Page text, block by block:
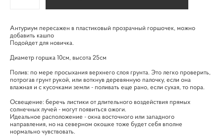
Антуриум пересажен в пластиковый прозрачный горшочек, можно
добавить кашпо
Подойдет для новичка.
Диаметр горшка 10см, высота 25см
Полив: по мере просыхания верхнего слоя грунта. Это легко проверить,
потрогав грунт рукой, или воткнув деревянную палочку, если она
влажная и с кусочками земли - поливать еще рано, если сухая, то пора.
Освещение: беречь листики от длительного воздействия прямых
солнечных лучей - могут появиться ожоги.
Идеальное расположение - окна восточного или западного
направления, но на северном окошке тоже будет себя вполне
нормально чувствовать.